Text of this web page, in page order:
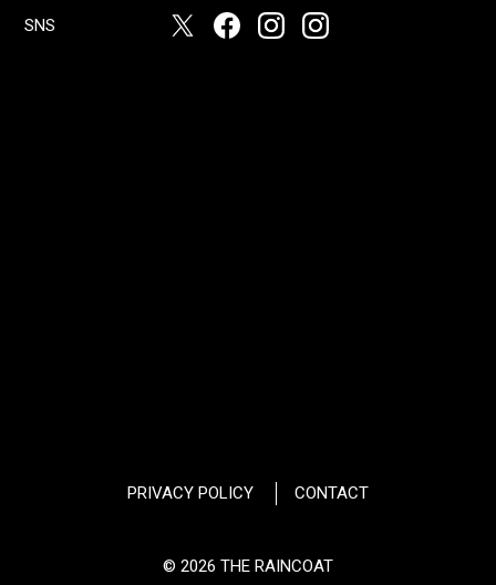
SNS
PRIVACY POLICY CONTACT
© 2026 THE RAINCOAT